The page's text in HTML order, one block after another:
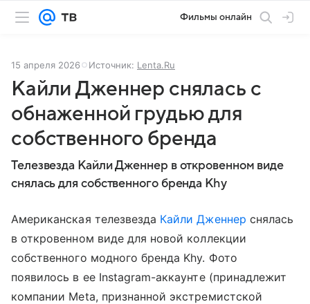
Фильмы онлайн
15 апреля 2026 Источник: Lenta.Ru
Кайли Дженнер снялась с
обнаженной грудью для
собственного бренда
Телезвезда Кайли Дженнер в откровенном виде
снялась для собственного бренда Khy
Американская телезвезда Кайли Дженнер снялась
в откровенном виде для новой коллекции
собственного модного бренда Khy. Фото
появилось в ее Instagram-аккаунте (принадлежит
компании Meta, признанной экстремистской